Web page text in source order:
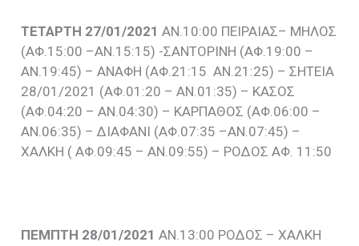
ΤΕΤΑΡΤΗ 27/01/2021 ΑΝ.10:00 ΠΕΙΡΑΙΑΣ– ΜΗΛΟΣ
(ΑΦ.15:00 –ΑΝ.15:15) -ΣΑΝΤΟΡΙΝΗ (ΑΦ.19:00 –
ΑΝ.19:45) – ΑΝΑΦΗ (ΑΦ.21:15 ΑΝ.21:25) – ΣΗΤΕΙΑ
28/01/2021 (ΑΦ.01:20 – ΑΝ.01:35) – ΚΑΣΟΣ
(ΑΦ.04:20 – ΑΝ.04:30) – ΚΑΡΠΑΘΟΣ (ΑΦ.06:00 –
ΑΝ.06:35) – ΔΙΑΦΑΝΙ (ΑΦ.07:35 –ΑΝ.07:45) –
ΧΑΛΚΗ ( ΑΦ.09:45 – ΑΝ.09:55) – ΡΟΔΟΣ ΑΦ. 11:50
ΠΕΜΠΤΗ 28/01/2021 ΑΝ.13:00 ΡΟΔΟΣ – ΧΑΛΚΗ